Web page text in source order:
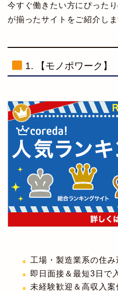
今すぐ働きたい方にぴった
が揃ったサイトをご紹介しま
1. 【モノポワーク】
工場・製造業系の住み
即日面接＆最短3日で
未経験歓迎＆高収入案